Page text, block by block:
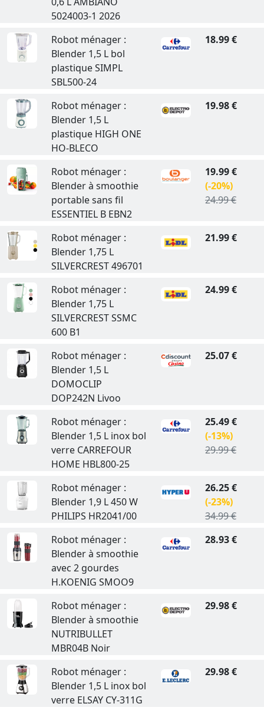
5024003-1 2026
Robot ménager :
Blender 1,5 L bol
plastique SIMPL
SBL500-24
18.99 €
Robot ménager :
Blender 1,5 L
plastique HIGH ONE
HO-BLECO
19.98 €
Robot ménager :
Blender à smoothie
portable sans fil
ESSENTIEL B EBN2
19.99 €
(-20%)
24.99 €
Robot ménager :
Blender 1,75 L
SILVERCREST 496701
21.99 €
Robot ménager :
Blender 1,75 L
SILVERCREST SSMC
600 B1
24.99 €
Robot ménager :
Blender 1,5 L
DOMOCLIP
DOP242N Livoo
25.07 €
Robot ménager :
Blender 1,5 L inox bol
verre CARREFOUR
HOME HBL800-25
25.49 €
(-13%)
29.99 €
Robot ménager :
Blender 1,9 L 450 W
PHILIPS HR2041/00
26.25 €
(-23%)
34.99 €
Robot ménager :
Blender à smoothie
avec 2 gourdes
H.KOENIG SMOO9
28.93 €
Robot ménager :
Blender à smoothie
NUTRIBULLET
MBR04B Noir
29.98 €
Robot ménager :
Blender 1,5 L inox bol
verre ELSAY CY-311G
29.98 €